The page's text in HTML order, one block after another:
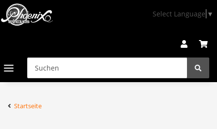
Select Language ▼
Startseite